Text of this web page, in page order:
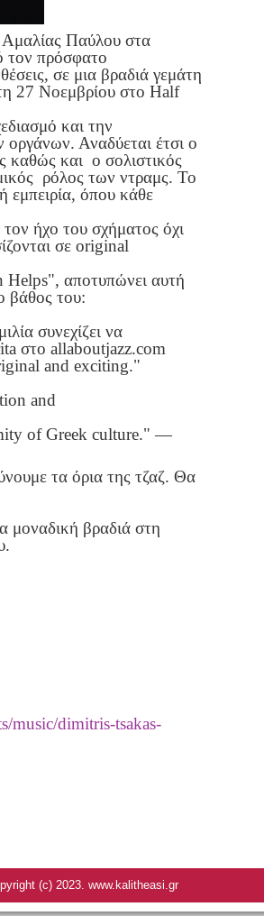
Παύλου στα
τον πρόσφατο
σε μια βραδιά γεμάτη
27 Νοεμβρίου στο Half
και την
Αναδύεται έτσι ο
καθώς και ο σολιστικός
ρόλος των ντραμς. Το
εμπειρία, όπου κάθε
ήχο του σχήματος όχι
σε original
αποτυπώνει αυτή
βάθος του:
συνεχίζει να
στο allaboutjazz.com
and exciting."
and
of Greek culture." —
τα όρια της τζαζ. Θα
μοναδική βραδιά στη
music/dimitris-tsakas-
(c) 2023. www.kalitheasi.gr